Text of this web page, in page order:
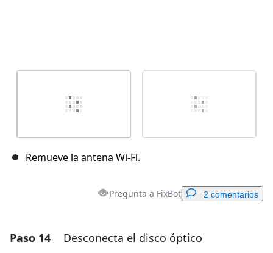
Remueve la antena Wi-Fi.
Pregunta a FixBot 2 comentarios
Agregar un comentario
Paso 14 Desconecta el disco óptico